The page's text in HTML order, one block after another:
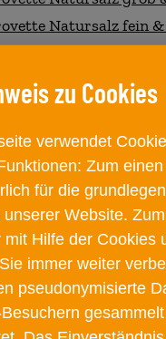
Natursalz fein
Natursalz
Natursalz
Natursalz
Natursalz
AUSTRIA AG
g
und gut
verwendet
Zum
für die
Website.
mit Hilfe der Cookies
immer weiter
pseudonymisierte